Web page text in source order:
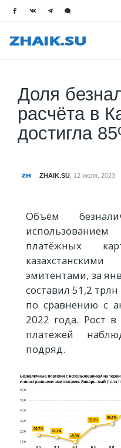
Доля
расчёта в
достигла
ZHAIK.SU 12 июля, 2023
Объём
платёжных
эмитентами, за
составил 51,2
по сравнению с
2022 года. Рост в
платежей
подряд.